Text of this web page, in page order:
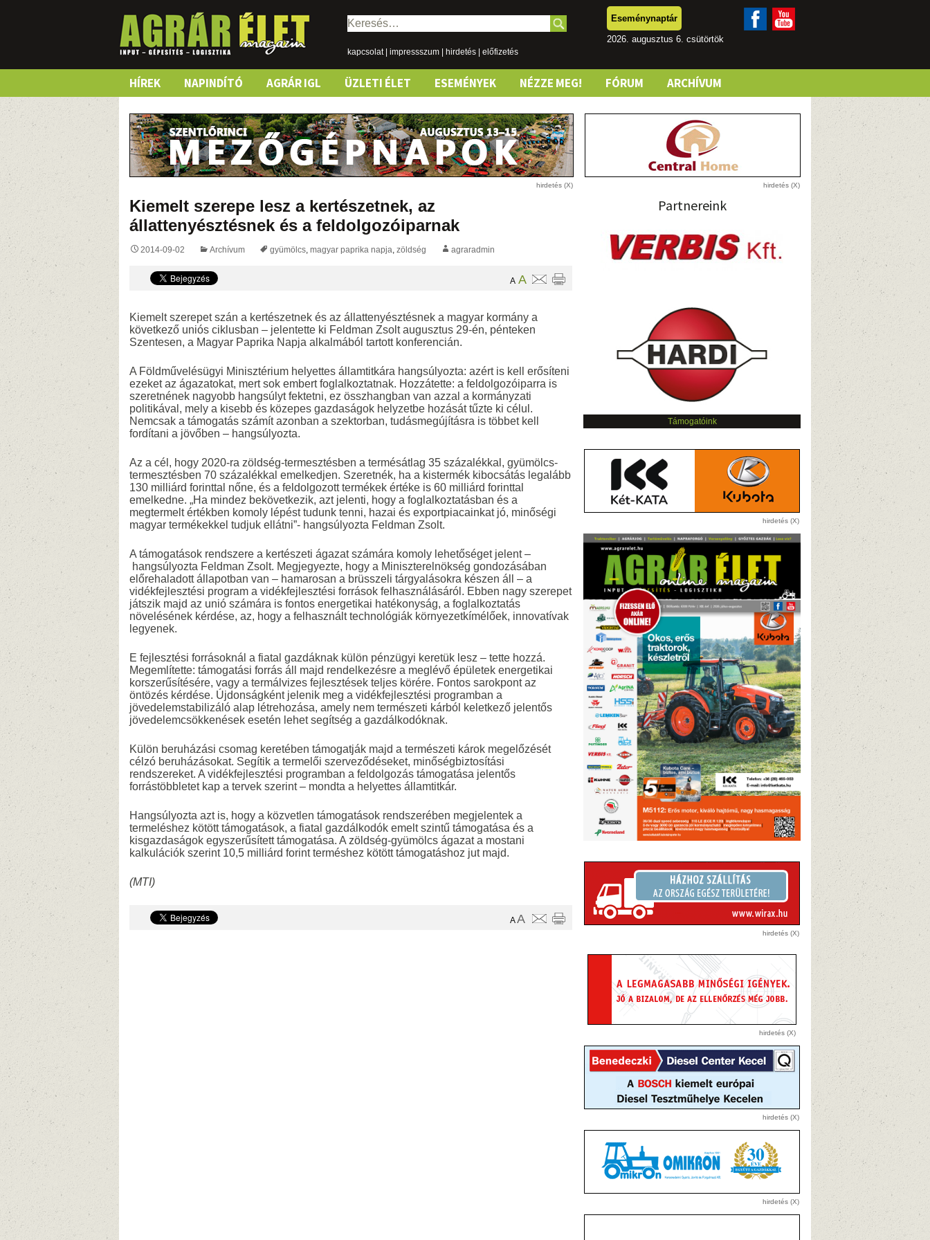
Keresés:
kapcsolat| impressszum hirdetés előfizetés
Eseménynaptár
2026. augusztus 6. csütörtök
Skip
content
HÍREK NAPINDÍTÓ AGRÁR IGL ÜZLETI ÉLET ESEMÉNYEK NÉZZE MEG! FÓRUM ARCHÍVUM
Kiemelt szerepe lesz a kertészetnek, az
állattenyésztésnek és a feldolgozóiparnak
2014-09-02 Archívum gyümölcs, magyar paprika napja, zöldség agraradmin
A A
Kiemelt szerepet szán a kertészetnek és az állattenyésztésnek a magyar kormány a
következő uniós ciklusban – jelentette ki Feldman Zsolt augusztus 29-én, pénteken
Szentesen, a Magyar Paprika Napja alkalmából tartott konferencián.
A Földművelésügyi Minisztérium helyettes államtitkára hangsúlyozta: azért is kell erősíteni
ezeket az ágazatokat, mert sok embert foglalkoztatnak. Hozzátette: a feldolgozóiparra is
szeretnének nagyobb hangsúlyt fektetni, ez összhangban van azzal a kormányzati
politikával, mely a kisebb és közepes gazdaságok helyzetbe hozását tűzte ki célul.
Nemcsak a támogatás számít azonban a szektorban, tudásmegújításra is többet kell
fordítani a jövőben – hangsúlyozta.
Az a cél, hogy 2020-ra zöldség-termesztésben a termésátlag 35 százalékkal, gyümölcs-
termesztésben 70 százalékkal emelkedjen. Szeretnék, ha a kistermék kibocsátás legalább
130 milliárd forinttal nőne, és a feldolgozott termékek értéke is 60 milliárd forinttal
emelkedne. „Ha mindez bekövetkezik, azt jelenti, hogy a foglalkoztatásban és a
megtermelt értékben komoly lépést tudunk tenni, hazai és exportpiacainkat jó, minőségi
magyar termékekkel tudjuk ellátni”- hangsúlyozta Feldman Zsolt.
A támogatások rendszere a kertészeti ágazat számára komoly lehetőséget jelent –
hangsúlyozta Feldman Zsolt. Megjegyezte, hogy a Miniszterelnökség gondozásában
előrehaladott állapotban van – hamarosan a brüsszeli tárgyalásokra készen áll – a
vidékfejlesztési program a vidékfejlesztési források felhasználásáról. Ebben nagy szerepet
játszik majd az unió számára is fontos energetikai hatékonyság, a foglalkoztatás
növelésének kérdése, az, hogy a felhasznált technológiák környezetkímélőek, innovatívak
legyenek.
E fejlesztési forrásoknál a fiatal gazdáknak külön pénzügyi keretük lesz – tette hozzá.
Megemlítette: támogatási forrás áll majd rendelkezésre a meglévő épületek energetikai
korszerűsítésére, vagy a termálvizes fejlesztések teljes körére. Fontos sarokpont az
öntözés kérdése. Újdonságként jelenik meg a vidékfejlesztési programban a
jövedelemstabilizáló alap létrehozása, amely nem természeti kárból keletkező jelentős
jövedelemcsökkenések esetén lehet segítség a gazdálkodóknak.
Külön beruházási csomag keretében támogatják majd a természeti károk megelőzését
célzó beruházásokat. Segítik a termelői szerveződéseket, minőségbiztosítási
rendszereket. A vidékfejlesztési programban a feldolgozás támogatása jelentős
forrástöbbletet kap a tervek szerint – mondta a helyettes államtitkár.
Hangsúlyozta azt is, hogy a közvetlen támogatások rendszerében megjelentek a
termeléshez kötött támogatások, a fiatal gazdálkodók emelt szintű támogatása és a
kisgazdaságok egyszerűsített támogatása. A zöldség-gyümölcs ágazat a mostani
kalkulációk szerint 10,5 milliárd forint terméshez kötött támogatáshoz jut majd.
(MTI)
A A
Partnereink